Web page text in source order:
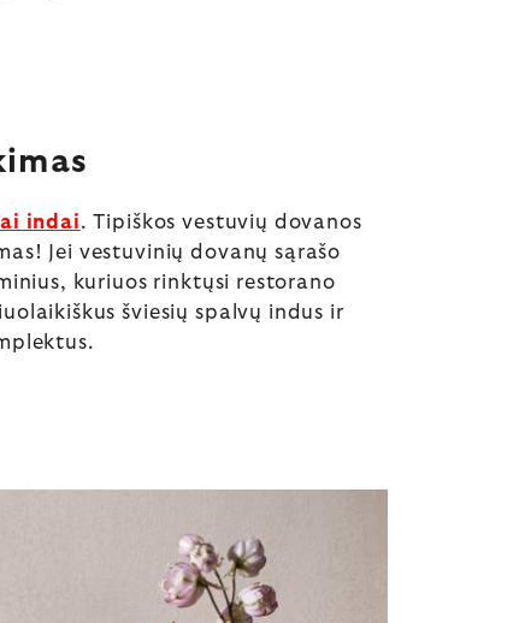
indai. Tipiškos vestuvių dovanos
Jei vestuvinių dovanų sąrašo
kuriuos rinktųsi restorano
šviesių spalvų indus ir